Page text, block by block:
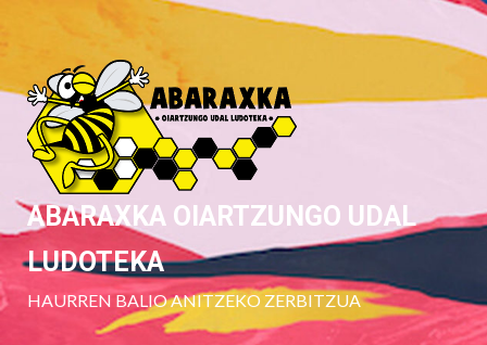
to
content
ABARAXKA OIARTZUNGO UDAL
LUDOTEKA
HAURREN BALIO ANITZEKO ZERBITZUA